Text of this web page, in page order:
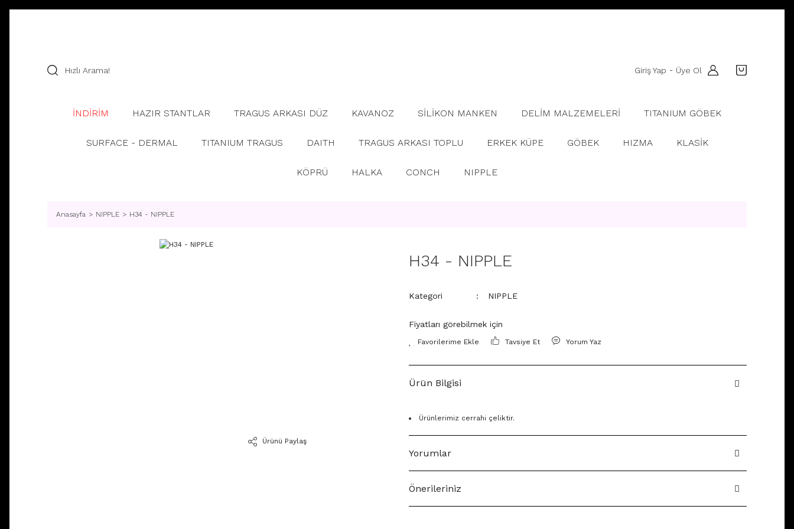
Giriş Yap - Üye Ol
İNDİRİM HAZIR STANTLAR TRAGUS ARKASI DÜZ KAVANOZ SİLİKON MANKEN DELİM MALZEMELERİ TITANIUM GÖBEK
SURFACE - DERMAL TITANIUM TRAGUS DAITH TRAGUS ARKASI TOPLU ERKEK KÜPE GÖBEK HIZMA KLASİK
KÖPRÜ HALKA CONCH NIPPLE
Anasayfa NIPPLE H34 - NIPPLE
Ürünü Paylaş
H34 - NIPPLE
Kategori NIPPLE
Fiyatları görebilmek için
Tavsiye Et Yorum Yaz
Ürün Bilgisi
Ürünlerimiz cerrahi çeliktir.
Yorumlar
Önerileriniz